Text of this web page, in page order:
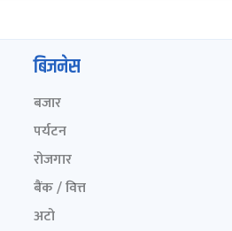
बिजनेस
बजार
पर्यटन
रोजगार
बैंक / वित्त
अटो